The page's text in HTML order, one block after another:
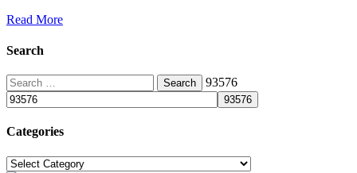
Read More
Search
Search
for:
93576
Categories
Categories